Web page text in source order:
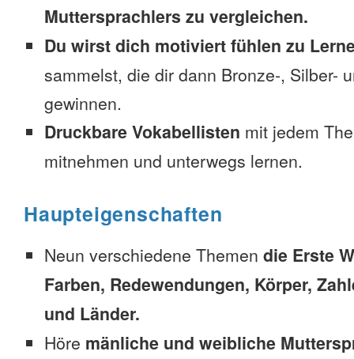
Muttersprachlers zu vergleichen.
Du wirst dich motiviert fühlen zu
sammelst, die dir dann Bronze-, Silber-
gewinnen.
Druckbare Vokabellisten mit jedem
mitnehmen und unterwegs lernen.
Haupteigenschaften
Neun verschiedene Themen die Erste
Farben, Redewendungen, Körper,
und Länder.
Höre mänliche und weibliche